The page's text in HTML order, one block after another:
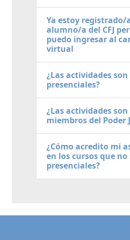
Ya estoy registrado/
alumno/a del CFJ
puedo ingresar al
virtual
¿Las actividades son
presenciales?
¿Las actividades
miembros del Poder
¿Cómo acredito mi
en los cursos que no
presenciales?